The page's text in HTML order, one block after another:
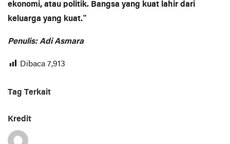
ekonomi, atau politik. Bangsa yang kuat lahir dari
keluarga yang kuat.”
Penulis: Adi Asmara
Dibaca 7,913
Tag Terkait
Kredit